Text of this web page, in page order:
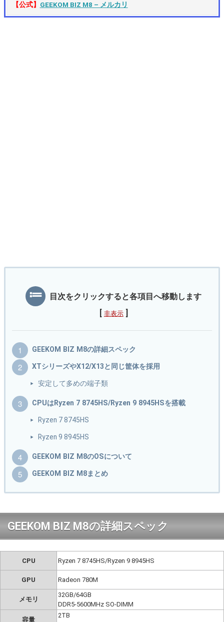
【公式】 GEEKOM BIZ M8 – メルカリ
目次をクリックすると各項目へ移動します
[ 非表示 ]
GEEKOM BIZ M8の詳細スペック
XTシリーズやX12/X13と同じ筐体を採用
安定して多めの端子類
CPUはRyzen 7 8745HS/Ryzen 9 8945HSを搭載
Ryzen 7 8745HS
Ryzen 9 8945HS
GEEKOM BIZ M8のOSについて
GEEKOM BIZ M8まとめ
GEEKOM BIZ M8の詳細スペック
CPU Ryzen 7 8745HS/Ryzen 9 8945HS
GPU Radeon 780M
メモリ
32GB/64GB
DDR5-5600MHz SO-DIMM
容量
2TB